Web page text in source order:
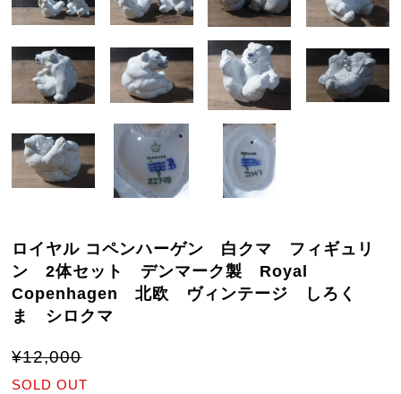
ロイヤル コペンハーゲン 白クマ フィギュリ
ン 2体セット デンマーク製 Royal
Copenhagen 北欧 ヴィンテージ しろく
ま シロクマ
¥12,000
SOLD OUT